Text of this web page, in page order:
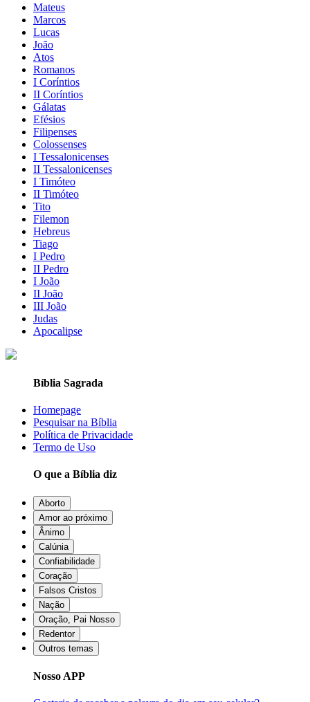
Mateus
Marcos
Lucas
João
Atos
Romanos
I Coríntios
II Coríntios
Gálatas
Efésios
Filipenses
Colossenses
I Tessalonicenses
II Tessalonicenses
I Timóteo
II Timóteo
Tito
Filemon
Hebreus
Tiago
I Pedro
II Pedro
I João
II João
III João
Judas
Apocalipse
Bíblia Sagrada
Homepage
Pesquisar na Bíblia
Política de Privacidade
Termo de Uso
O que a Bíblia diz
Aborto
Amor ao próximo
Ânimo
Calúnia
Confiabilidade
Coração
Falsos Cristos
Nação
Oração, Pai Nosso
Redentor
Outros temas
Nosso APP